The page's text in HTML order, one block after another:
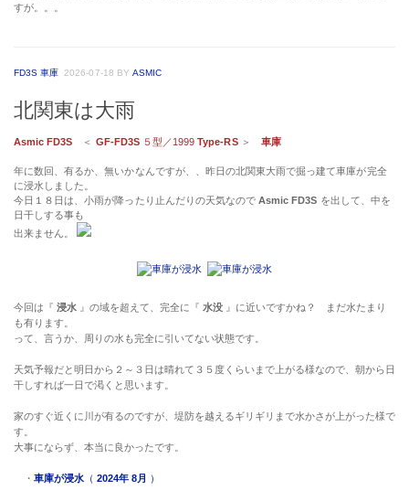
すが。。。
FD3S 車庫 2026-07-18 BY ASMIC
北関東は大雨
Asmic FD3S ＜ GF-FD3S５型／1999Type-RS＞ 車庫
年に数回、有るか、無いかなんですが、、昨日の北関東大雨で掘っ建て車庫が完全
に浸水しました。
今日１８日は、小雨が降ったり止んだりの天気なのでAsmic FD3S を出して、中を
日干しする事も
出来ません。
今回は『 浸水 』の域を超えて、完全に『 水没 』に近いですかね？ まだ水たまり
も有ります。
って、言うか、周りの水も完全に引いてない状態です。
天気予報だと明日から２～３日は晴れて３５度くらいまで上がる様なので、朝から日
干しすれば一日で渇くと思います。
家のすぐ近くに川が有るのですが、堤防を越えるギリギリまで水かさが上がった様で
す。
大事にならず、本当に良かったです。
・ 車庫が浸水 （ 2024年 8月 ）